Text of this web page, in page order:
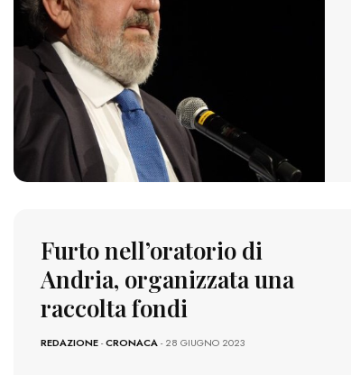
Furto nell’oratorio di
Andria, organizzata una
raccolta fondi
REDAZIONE-CRONACA- 28 GIUGNO 2023